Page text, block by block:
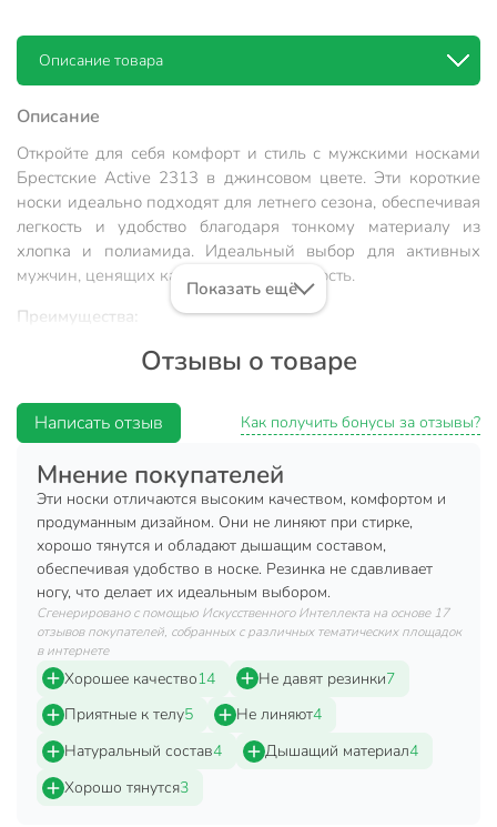
Описание товара
Описание
Откройте для себя комфорт и стиль с мужскими носками
Брестские Active 2313 в джинсовом цвете. Эти короткие
носки идеально подходят для летнего сезона, обеспечивая
легкость и удобство благодаря тонкому материалу из
хлопка и полиамида. Идеальный выбор для активных
мужчин, ценящих качество и практичность.
Преимущества:
Высокое качество от бренда Брестские;
Тонкий и легкий материал;
Идеально для летнего сезона.
Техническая информация
Бренд
Брестские
Страна производства
Беларусь
Сезонность
Материал
Пол
мужской
Цвет
Показать ещё
Отзывы о товаре
Написать отзыв Как получить бонусы за отзывы?
Мнение покупателей
Эти носки отличаются высоким качеством, комфортом и
продуманным дизайном. Они не линяют при стирке,
хорошо тянутся и обладают дышащим составом,
обеспечивая удобство в носке. Резинка не сдавливает
ногу, что делает их идеальным выбором.
Сгенерировано с помощью Искусственного Интеллекта на основе 17
отзывов покупателей, собранных с различных тематических площадок
в интернете
Хорошее качество14 Не давят резинки7
Приятные к телу5 Не линяют4
Натуральный состав4 Дышащий материал4
Хорошо тянутся3